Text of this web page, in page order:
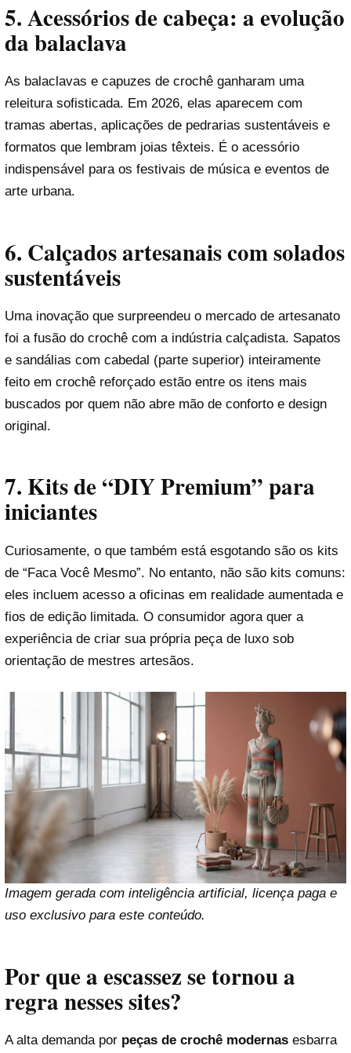
5. Acessórios de cabeça: a evolução
da balaclava
As balaclavas e capuzes de crochê ganharam uma
releitura sofisticada. Em 2026, elas aparecem com
tramas abertas, aplicações de pedrarias sustentáveis e
formatos que lembram joias têxteis. É o acessório
indispensável para os festivais de música e eventos de
arte urbana.
6. Calçados artesanais com solados
sustentáveis
Uma inovação que surpreendeu o mercado de artesanato
foi a fusão do crochê com a indústria calçadista. Sapatos
e sandálias com cabedal (parte superior) inteiramente
feito em crochê reforçado estão entre os itens mais
buscados por quem não abre mão de conforto e design
original.
7. Kits de “DIY Premium” para
iniciantes
Curiosamente, o que também está esgotando são os kits
de “Faca Você Mesmo”. No entanto, não são kits comuns:
eles incluem acesso a oficinas em realidade aumentada e
fios de edição limitada. O consumidor agora quer a
experiência de criar sua própria peça de luxo sob
orientação de mestres artesãos.
Imagem gerada com inteligência artificial, licença paga e
uso exclusivo para este conteúdo.
Por que a escassez se tornou a
regra nesses sites?
A alta demanda por peças de crochê modernas esbarra